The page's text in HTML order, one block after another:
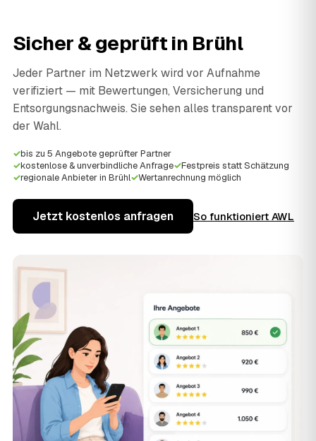
Sicher & geprüft in Brühl
Jeder Partner im Netzwerk wird vor Aufnahme
verifiziert — mit Bewertungen, Versicherung und
Entsorgungsnachweis. Sie sehen alles transparent vor
der Wahl.
✓bis zu 5 Angebote geprüfter Partner
✓kostenlose & unverbindliche Anfrage✓Festpreis statt Schätzung
✓regionale Anbieter in Brühl✓Wertanrechnung möglich
Jetzt kostenlos anfragen So funktioniert AWL